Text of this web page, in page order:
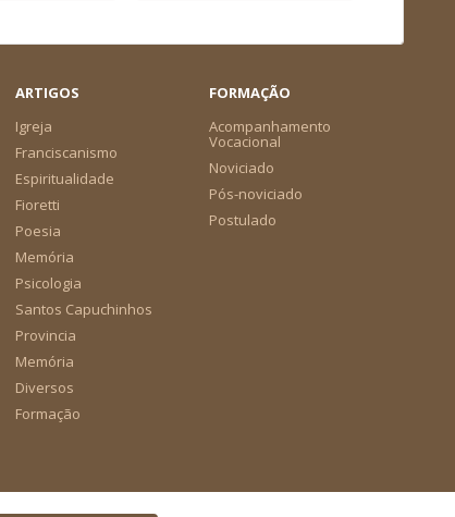
ARTIGOS
Igreja
Franciscanismo
Espiritualidade
Fioretti
Poesia
Memória
Psicologia
Santos Capuchinhos
Provincia
Memória
Diversos
Formação
FORMAÇÃO
Acompanhamento
Vocacional
Noviciado
Pós-noviciado
Postulado